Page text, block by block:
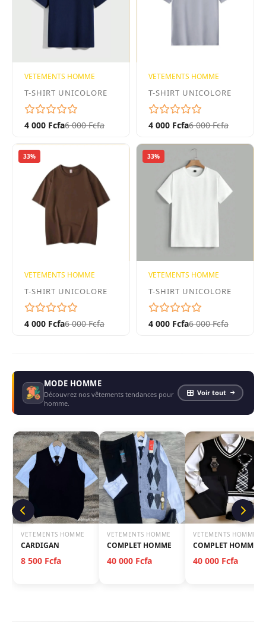
VETEMENTS HOMME
T-SHIRT UNICOLORE
4 000 Fcfa6 000 Fcfa
VETEMENTS HOMME
T-SHIRT UNICOLORE
4 000 Fcfa6 000 Fcfa
33%
VETEMENTS HOMME
T-SHIRT UNICOLORE
4 000 Fcfa6 000 Fcfa
33%
VETEMENTS HOMME
T-SHIRT UNICOLORE
4 000 Fcfa6 000 Fcfa
MODE HOMME
Découvrez nos vêtements tendances pour
homme.
Voir tout
VETEMENTS HOMME
CARDIGAN
8 500 Fcfa
VETEMENTS HOMME
COMPLET HOMME
40 000 Fcfa
VETEMENTS HOMME
COMPLET HOMME
40 000 Fcfa